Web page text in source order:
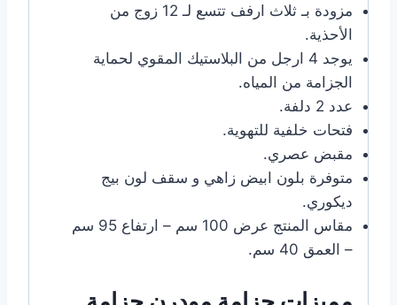
مزودة بـ ثلاث ارفف تتسع لـ 12 زوج من
الأحذية.
يوجد 4 ارجل من البلاستيك المقوي لحماية
الجزامة من المياه.
عدد 2 دلفة.
فتحات خلفية للتهوية.
مقبض عصري.
متوفرة بلون ابيض زاهي و سقف لون بيج
ديكوري.
مقاس المنتج عرض 100 سم – ارتفاع 95 سم
– العمق 40 سم.